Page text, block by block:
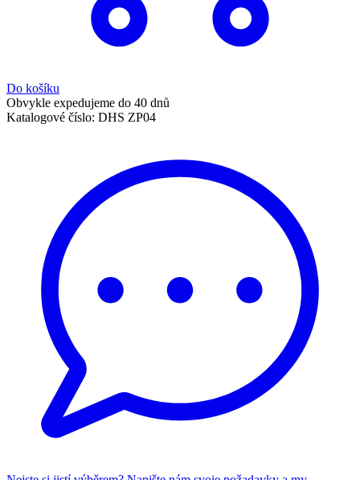
Do košíku
Obvykle expedujeme do 40 dnů
Katalogové číslo: DHS ZP04